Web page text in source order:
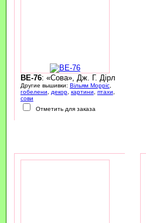
BE-76: «Сова», Дж. Г. Дірл
Другие вышивки: Вільям Морріс,
гобелени
декор, картини птахи
сови
Отметить для заказа